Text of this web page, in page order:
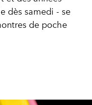
dès samedi - se
de poche